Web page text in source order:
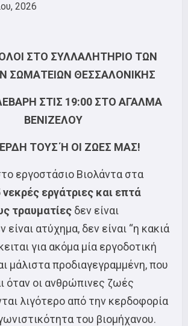
2026
ΣΤΟ ΣΥΛΛΑΛΗΤΗΡΙΟ ΤΩΝ
ΣΩΜΑΤΕΙΩΝ ΘΕΣΣΑΛΟΝΙΚΗΣ
ΣΤΙΣ 19:00 ΣΤΟ ΑΓΑΛΜΑ
ΒΕΝΙΖΕΛΟΥ
ΤΟΥΣ Ή ΟΙ ΖΩΕΣ ΜΑΣ!
εργοστάσιο Βιολάντα στα
νεκρές εργάτριες και επτά
τραυματίες δεν είναι
είναι ατύχημα, δεν είναι “η κακιά
για ακόμα μία εργοδοτική
μάλιστα προδιαγεγραμμένη, που
όταν οι ανθρώπινες ζωές
λιγότερο από την κερδοφορία
του βιομήχανου.